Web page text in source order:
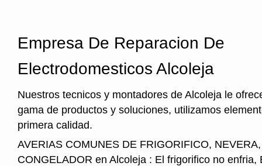
Empresa De Reparacion De
Electrodomesticos Alcoleja
Nuestros tecnicos y montadores de Alcoleja le
gama de productos y soluciones, utilizamos
primera calidad.
AVERIAS COMUNES DE FRIGORIFICO,
CONGELADOR en Alcoleja : El frigorifico no enfria,